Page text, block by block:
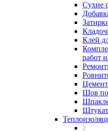
Сухие
Клей
работ
Шов